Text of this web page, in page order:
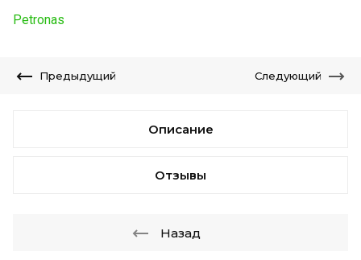
Petronas
Предыдущий Следующий
Описание
Отзывы
Назад